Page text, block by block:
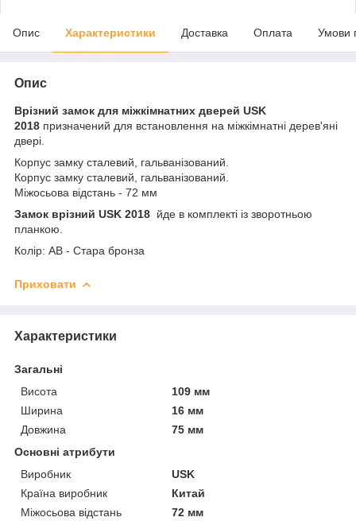
Опис Характеристики Доставка Оплата Умови
Опис
Врізний замок для міжкімнатних дверей USK
2018 призначений для встановлення на міжкімнатні дерев'яні
двері.
Корпус замку сталевий, гальванізований.
Корпус замку сталевий, гальванізований.
Міжосьова відстань - 72 мм
Замок врізний USK 2018 йде в комплекті із зворотньою
планкою.
Колір: AB - Стара бронза
Приховати
Характеристики
Загальні
Висота
109 мм
Ширина
16 мм
Довжина
75 мм
Основні атрибути
Виробник
USK
Країна виробник
Китай
Міжосьова відстань
72 мм